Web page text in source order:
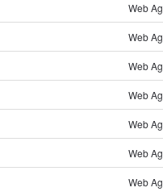
Web
Web
Web
Web
Web
Web
Web